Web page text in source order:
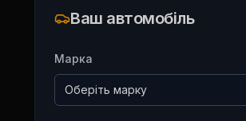
Ваш автомобіль
Марка
Оберіть марку